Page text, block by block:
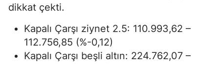
dikkat çekti.
Kapalı Çarşı ziynet 2.5: 110.993,62 –
112.756,85 (%-0,12)
Kapalı Çarşı beşli altın: 224.762,07 –